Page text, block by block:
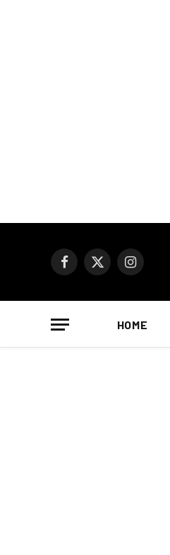
Facebook
X
Instagram
HOME